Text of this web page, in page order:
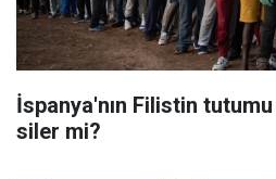
İspanya'nın Filistin
siler mi?